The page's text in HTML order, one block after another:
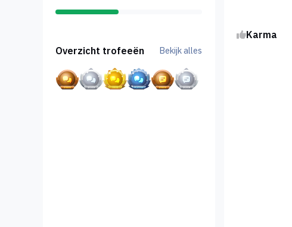
Overzicht trofeeën
Bekijk alles
Karma